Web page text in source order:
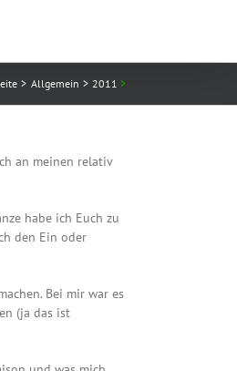
Allgemein 2011
an meinen relativ
habe ich Euch zu
den Ein oder
Bei mir war es
(ja das ist